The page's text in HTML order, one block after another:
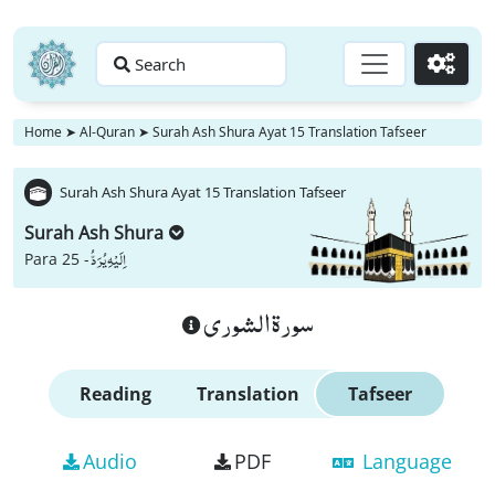
Search Go
Home ➤ Al-Quran ➤ Surah Ash Shura Ayat 15 Translation Tafseer
Surah Ash Shura Ayat 15 Translation Tafseer
Surah Ash Shura
Para 25 -اِلَیْهِ یُرَدُّ
سورة الشورى
Reading Translation Tafseer
Audio PDF Language